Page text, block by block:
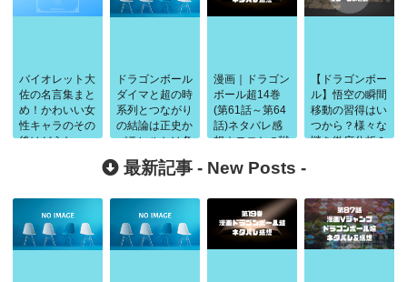
バイオレット大
佐の名言集まと
め！かわいい女
性キャラのその
後はどうなっ
ドラゴンボール
ダイマと超の時
系列とつながり
の結論は正史か
パラレルかは条
件で判断
漫画｜ドラゴン
ボール超14巻
(第61話～第64
話)ネタバレ感
想｜モロとの戦
習い天使メルス
【ドラゴンボー
ル】悟空の瞬間
移動の習得はい
つから？様々な
謎を徹底分析＆
最新記事 - New Posts -